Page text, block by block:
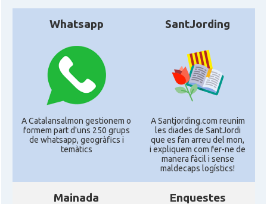
Whatsapp
A Catalansalmon gestionem o
formem part d'uns 250 grups
de whatsapp, geogràfics i
temàtics
SantJording
A Santjording.com reunim
les diades de SantJordi
que es fan arreu del mon,
i expliquem com fer-ne de
manera fàcil i sense
maldecaps logí­stics!
Mainada Enquestes